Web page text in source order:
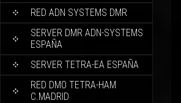
RED ADN SYSTEMS DMR
SERVER DMR ADN-SYSTEMS
ESPAÑA
SERVER TETRA-EA ESPAÑA
RED DMO TETRA-HAM
C.MADRID